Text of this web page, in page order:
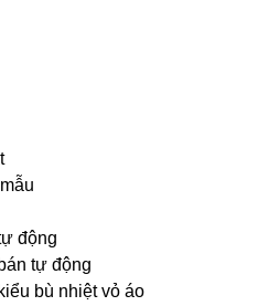
động
tự động
bù nhiệt vỏ áo